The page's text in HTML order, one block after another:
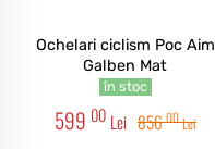
Ochelari ciclism Poc Aim
Galben Mat
în stoc
599 00 Lei 85600Lei